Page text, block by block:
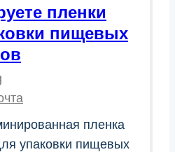
пленки
пищевых
пленка
упаковки пищевых